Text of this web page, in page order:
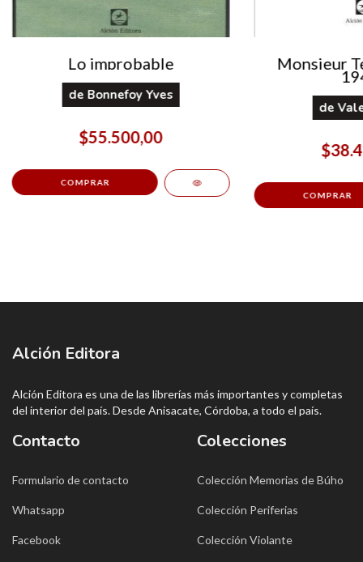
Lo improbable
de Bonnefoy Yves
$55.500,00
Monsieur
de
Alción Editora
Alción Editora es una de las librerías más importantes y completas
del interior del país. Desde Anisacate, Córdoba, a todo el país.
Contacto
Formulario de contacto
Whatsapp
Facebook
Colecciones
Colección Memorias de Búho
Colección Periferias
Colección Violante